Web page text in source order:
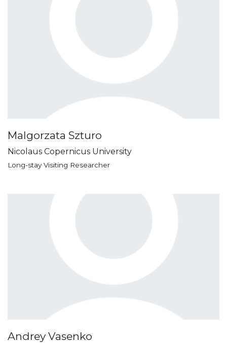
Malgorzata Szturo
Nicolaus Copernicus University
Long-stay Visiting Researcher
Andrey Vasenko